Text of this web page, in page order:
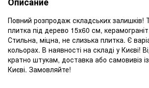
Повний розпродаж складських залишків!
плитка під дерево 15х60 см,
Стильна, міцна, не слизька плитка. Є
кольорах. В наявності на складі у Києві!
кратно штукам, доставка або самовивіз
Києві. Замовляйте!